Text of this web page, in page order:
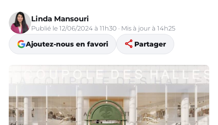
Linda Mansouri
Publié le 12/06/2024 à 11h30 · Mis à jour à 14h25
Ajoutez-nous en favori share Partager